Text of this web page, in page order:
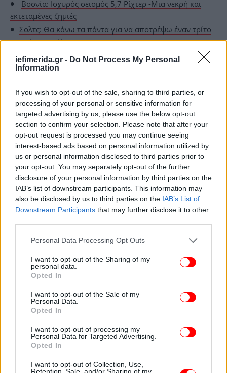
iefimerida.gr - Do Not Process My Personal
Information
If you wish to opt-out of the sale, sharing to third parties, or
processing of your personal or sensitive information for
targeted advertising by us, please use the below opt-out
section to confirm your selection. Please note that after your
opt-out request is processed you may continue seeing
interest-based ads based on personal information utilized by
us or personal information disclosed to third parties prior to
your opt-out. You may separately opt-out of the further
disclosure of your personal information by third parties on the
IAB’s list of downstream participants. This information may
also be disclosed by us to third parties on the IAB’s List of
Downstream Participants that may further disclose it to other
Please note that this website/app uses one or more Google
not limited to your visit or usage behaviour. You may click to
grant or deny consent to Google and its third-party tags to
use your data for below specified purposes in below Google
consent section.
Personal Data Processing Opt Outs
I want to opt-out of the Sharing of my
personal data.
Opted In
I want to opt-out of the Sale of my
Personal Data.
Opted In
I want to opt-out of processing my
Personal Data for Targeted Advertising.
Opted In
I want to opt-out of Collection, Use,
Retention, Sale, and/or Sharing of my
Βοσνία: Ισχυρός σεισμός 5,7 Ρίχτερ -Μια νεκρή και
εκτεταμένες ζημιές
Σολτς: Θα κάνω τα πάντα για να αποτρέψω έναν τρίτο
παγκόσμιο πόλεμο
Καιρός: Μικρή πτώση της θερμοκρασίας, με
αφρικανική σκόνη -Πού θα σημειωθούν τοπικές βροχές
ΠΕΡΙΣΣΟΤΕΡΑ ΒΙΝΤΕΟ